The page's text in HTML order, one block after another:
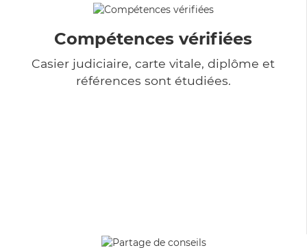
Compétences vérifiées
Casier judiciaire, carte vitale, diplôme et
références sont étudiées.